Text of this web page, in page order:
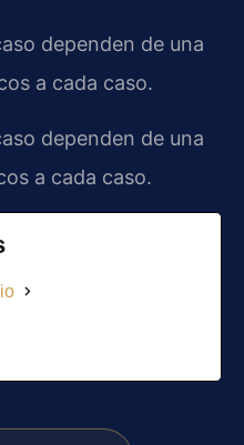
dependen de una
a cada caso.
dependen de una
a cada caso.